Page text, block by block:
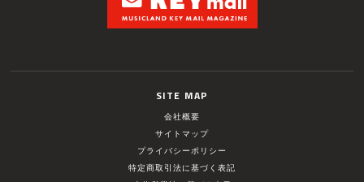
SITE MAP
会社概要
サイトマップ
プライバシーポリシー
特定商取引法に基づく表記